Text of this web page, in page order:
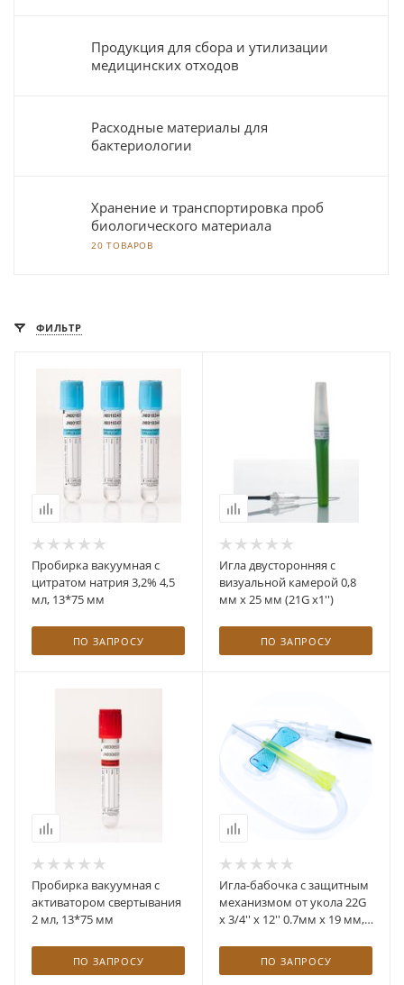
Продукция для сбора и утилизации
медицинских отходов
Расходные материалы для
бактериологии
Хранение и транспортировка проб
биологического материала
20 ТОВАРОВ
ФИЛЬТР
Пробирка вакуумная с
цитратом натрия 3,2% 4,5
мл, 13*75 мм
ПО ЗАПРОСУ
Игла двусторонняя с
визуальной камерой 0,8
мм х 25 мм (21G х1'')
ПО ЗАПРОСУ
Пробирка вакуумная с
активатором свертывания
2 мл, 13*75 мм
ПО ЗАПРОСУ
Игла-бабочка с защитным
механизмом от укола 22G
x 3/4'' x 12'' 0.7мм х 19 мм,
ПО ЗАПРОСУ